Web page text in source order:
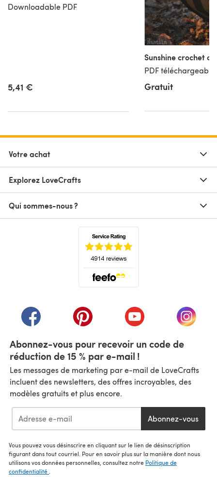
Downloadable PDF
5,41 €
Sunshine crochet
PDF
Gratuit
Votre achat
Explorez LoveCrafts
Qui sommes-nous ?
(s'ouvre dans un nouvel onglet)
(s'ouvre dans un nouvel onglet)
(s'ouvre dans un(s'ouvre
Abonnez-vous pour recevoir un code de
réduction de 15 % par e-mail !
Les messages de marketing par e-mail de LoveCrafts
incluent des newsletters, des offres incroyables, des
modèles gratuits et plus encore.
Abonnez-vous
Vous pouvez vous désinscrire en cliquant sur le lien de désinscription
figurant dans tout courriel. Pour en savoir plus sur la manière dont nous
utilisons vos données personnelles, consultez notre Politique de
confidentialité